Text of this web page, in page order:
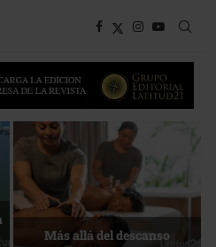
Energía que Impulsa la
competitividad